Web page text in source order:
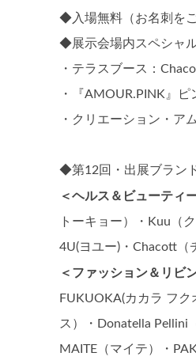
◆入場無料（お名刺を
◆展示会場内スペシャ
・テラスブース：
・『AMOUR.PINK』
・クリエーション・
◆第12回・出展ブラン
＜ヘルス＆ビューティ
トーキョー）・Kuu（
4U(ヨユー)・Chacott（
＜ファッション＆リビ
FUKUOKA(カカラ フ
ス）・Donatella Pellini
MAITE（マイテ）・